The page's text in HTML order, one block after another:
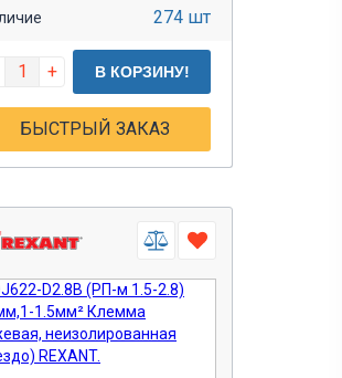
274 шт
+ В КОРЗИНУ!
БЫСТРЫЙ ЗАКАЗ